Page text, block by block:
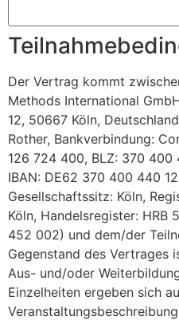
Der Vertrag kommt
Methods International
12, 50667 Köln,
Rother, Bankverbindung:
126 724 400, BLZ: 370 400
IBAN: DE62 370 400 440
Gesellschaftssitz: Köln,
Köln, Handelsregister: HRB
452 002) und dem/der
Gegenstand des Vertrages
Aus- und/oder
Einzelheiten ergeben sich